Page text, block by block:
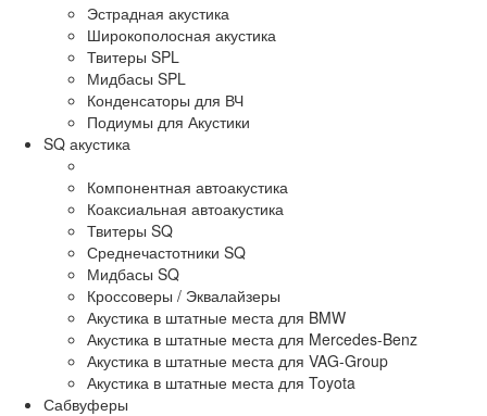
Эстрадная акустика
Широкополосная акустика
Твитеры SPL
Мидбасы SPL
Конденсаторы для ВЧ
Подиумы для Акустики
SQ акустика
Компонентная автоакустика
Коаксиальная автоакустика
Твитеры SQ
Среднечастотники SQ
Мидбасы SQ
Кроссоверы / Эквалайзеры
Акустика в штатные места для BMW
Акустика в штатные места для Mercedes-Benz
Акустика в штатные места для VAG-Group
Акустика в штатные места для Toyota
Сабвуферы